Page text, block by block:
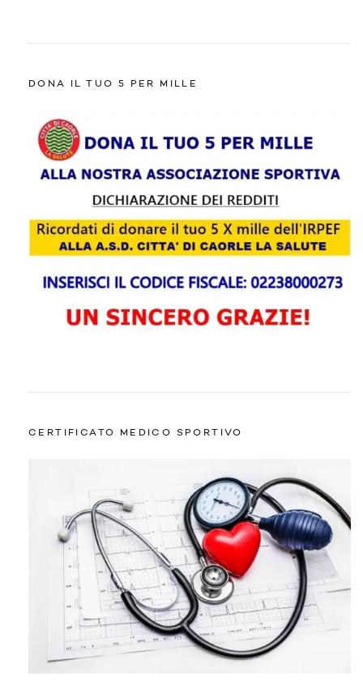
DONA IL TUO 5 PER MILLE
CERTIFICATO MEDICO SPORTIVO